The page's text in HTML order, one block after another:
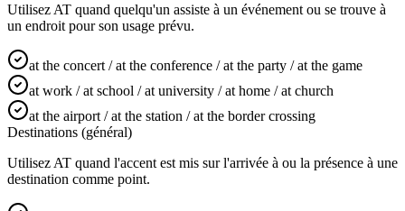
Utilisez AT quand quelqu'un assiste à un événement ou se trouve à
un endroit pour son usage prévu.
at the concert / at the conference / at the party / at the game
at work / at school / at university / at home / at church
at the airport / at the station / at the border crossing
Destinations (général)
Utilisez AT quand l'accent est mis sur l'arrivée à ou la présence à une
destination comme point.